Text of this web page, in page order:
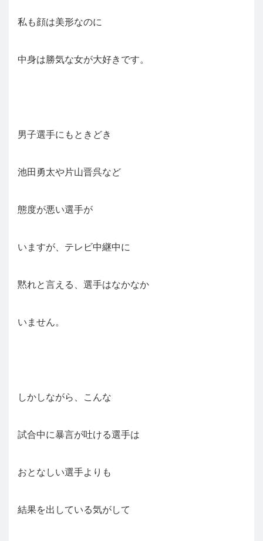
私も顔は美形なのに
中身は勝気な女が大好きです。
男子選手にもときどき
池田勇太や片山晋呉など
態度が悪い選手が
いますが、テレビ中継中に
黙れと言える、選手はなかなか
いません。
しかしながら、こんな
試合中に暴言が吐ける選手は
おとなしい選手よりも
結果を出している気がして